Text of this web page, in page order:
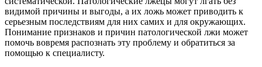
видимой причины и выгоды, а их ложь может приводить к
серьезным последствиям для них самих и для окружающих.
Понимание признаков и причин патологической лжи может
помочь вовремя распознать эту проблему и обратиться за
помощью к специалисту.